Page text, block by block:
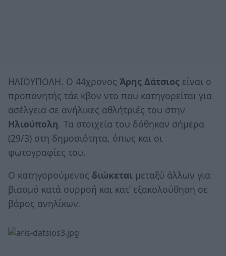
ΗΛΙΟΥΠΟΛΗ. Ο 44χρονος Άρης Δάτσιος είναι ο
προπονητής τάε κβον ντο που κατηγορείται για
ασέλγεια σε ανήλικες αθλήτριές του στην
Ηλιούπολη. Τα στοιχεία του δόθηκαν σήμερα
(29/3) στη δημοσιότητα, όπως και οι
φωτογραφίες του.
Ο κατηγορούμενος διώκεται μεταξύ άλλων για
βιασμό κατά συρροή και κατ’ εξακολούθηση σε
βάρος ανηλίκων.